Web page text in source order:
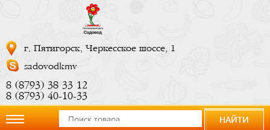
г. Пятигорск, Черкесское шоссе, 1
sadovodkmv
8 (8793) 38 33 12
8 (8793) 40-10-33
НАЙТИ